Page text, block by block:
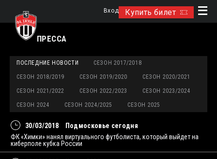
Купить билет
Вход
ПРЕССА
ПОСЛЕДНИЕ НОВОСТИ СЕЗОН 2017/2018
СЕЗОН 2018/2019 СЕЗОН 2019/2020 СЕЗОН 2020/2021
СЕЗОН 2021/2022 СЕЗОН 2022/2023 СЕЗОН 2023/2024
СЕЗОН 2024 СЕЗОН 2024/2025 СЕЗОН 2025
30/03/2018
Подмосковье сегодня
ФК «Химки» нанял виртуального футболиста, который выйдет на
киберполе кубка России